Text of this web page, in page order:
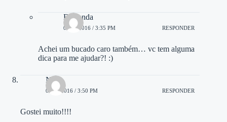
Fernanda
05/12/2016 / 3:35 PM RESPONDER
Achei um bucado caro também… vc tem alguma
dica para me ajudar?! :)
Nara
02/08/2016 / 3:50 PM RESPONDER
Gostei muito!!!!